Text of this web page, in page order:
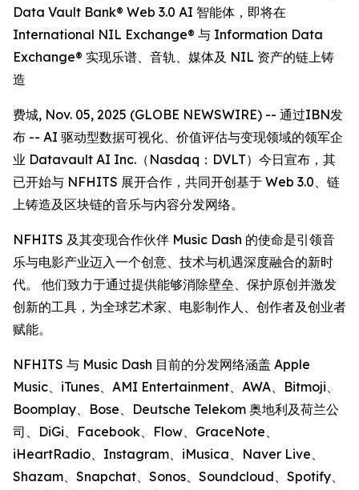
Data Vault Bank® Web 3.0 AI 智能体，即将在
International NIL Exchange® 与 Information Data
Exchange® 实现乐谱、音轨、媒体及 NIL 资产的链上铸
造
费城, Nov. 05, 2025 (GLOBE NEWSWIRE) -- 通过IBN发
布 -- AI 驱动型数据可视化、价值评估与变现领域的领军企
业 Datavault AI Inc.（Nasdaq：DVLT）今日宣布，其
已开始与 NFHITS 展开合作，共同开创基于 Web 3.0、链
上铸造及区块链的音乐与内容分发网络。
NFHITS 及其变现合作伙伴 Music Dash 的使命是引领音
乐与电影产业迈入一个创意、技术与机遇深度融合的新时
代。 他们致力于通过提供能够消除壁垒、保护原创并激发
创新的工具，为全球艺术家、电影制作人、创作者及创业者
赋能。
NFHITS 与 Music Dash 目前的分发网络涵盖 Apple
Music、iTunes、AMI Entertainment、AWA、Bitmoji、
Boomplay、Bose、Deutsche Telekom 奥地利及荷兰公
司、DiGi、Facebook、Flow、GraceNote、
iHeartRadio、Instagram、iMusica、Naver Live、
Shazam、Snapchat、Sonos、Soundcloud、Spotify、